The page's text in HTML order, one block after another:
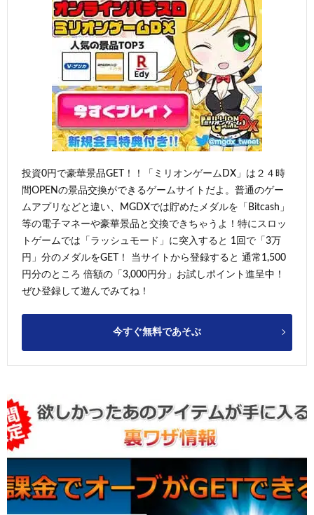
投資0円で豪華景品GET！！「ミリオンゲームDX」は２４時
間OPENの景品交換ができるゲームサイトだよ。普通のゲー
ムアプリなどと違い、MGDXでは貯めたメダルを「Bitcash」
等の電子マネーや豪華景品と交換できちゃうよ！特にスロッ
トゲームでは「ラッシュモード」に突入すると 1回で「3万
円」分のメダルをGET！ 当サイトから登録すると 通常1,500
円分のところ 倍額の「3,000円分」お試しポイント進呈中！
ぜひ登録して遊んでみてね！
今すぐ無料であそぶ